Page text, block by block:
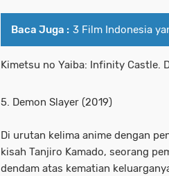
Baca Juga : 3 Film Indonesia
Kimetsu no Yaiba: Infinity Castle.
5. Demon Slayer (2019)
Di urutan kelima anime dengan
kisah Tanjiro Kamado, seorang
dendam atas kematian